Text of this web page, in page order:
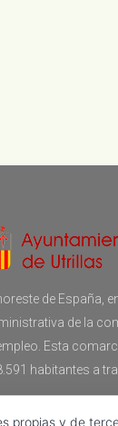
de España,
de la
Esta
habitantes a
propias y de